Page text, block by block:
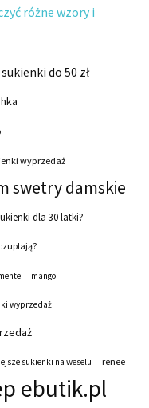
różne wzory i
do 50 zł
wyprzedaż
swetry damskie
dla 30 latki?
mango
wyprzedaż
sukienki na weselu renee
ebutik.pl